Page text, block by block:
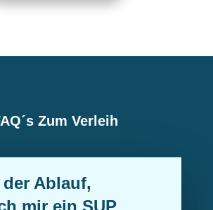
Zum Verleih
Ablauf,
mir ein SUP